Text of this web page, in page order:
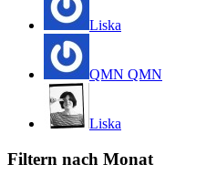
Liska
QMN QMN
Liska
Filtern nach Monat